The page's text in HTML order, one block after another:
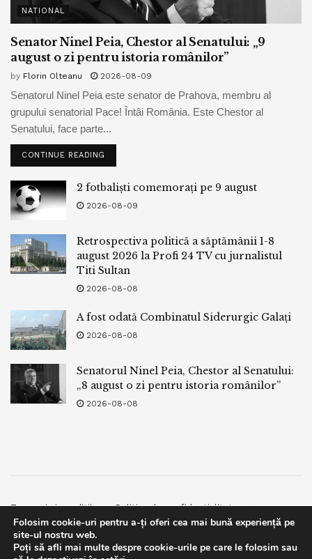
NATIONAL
Senator Ninel Peia, Chestor al Senatului: „9
august o zi pentru istoria românilor”
by Florin Olteanu 2026-08-09
Senatorul Ninel Peia este senator de Prahova, membru al
grupului senatorial Pace! Întâi România. Este Chestor al
Senatului, face parte...
CONTINUE READING
2 fotbaliști comemorați pe 9 august
2026-08-09
Retrospectiva politică a săptămânii 1-8
august 2026 la Profi 24 TV cu jurnalistul
Titi Sultan
2026-08-08
A fost odată Combinatul Siderurgic Galați
2026-08-08
Senatorul Ninel Peia, Chestor al Senatului:
„8 august o zi pentru istoria românilor”
2026-08-08
Termeni si conditii
Politica de confidentialitate
Facebook
Contact
© 2019bpnews- Business & Politics Newsbpnews.
Folosim cookie-uri pentru a-ți oferi cea mai bună experiență pe
site-ul nostru web.
Poți să afli mai multe despre cookie-urile pe care le folosim sau